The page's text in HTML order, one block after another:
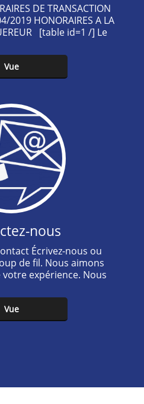
DE TRANSACTION
2019 HONORAIRES A LA
[table id=1 /] Le
Vue
nous
Écrivez-nous ou
de fil. Nous aimons
expérience. Nous
Vue